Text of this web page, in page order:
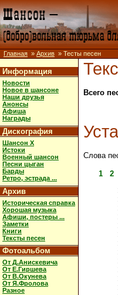
Главная » Архив » Тесты песен
Информация
Новости
Новое в шансоне
Наши друзья
Анонсы
Афиша
Награды
Дискография
Шансон X
Истоки
Военный шансон
Песни цыган
Барды
Ретро, эстрада ...
Архив
Историческая справка
Хорошая музыка
Афиши, постеры ...
Заметки
Книги
Тексты песен
Фотоальбом
От Д.Анискевича
От Е.Гиршева
От В.Окунева
От Я.Фролова
Разное
Всего
Слова
1 2